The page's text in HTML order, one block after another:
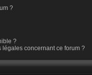
?
?
concernant ce forum ?